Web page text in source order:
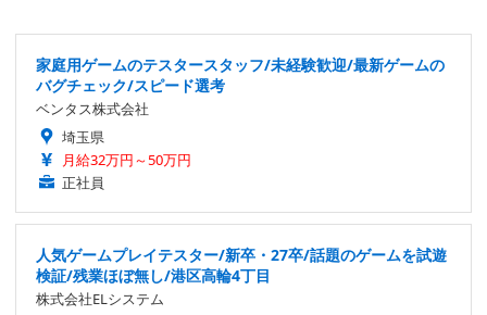
家庭用ゲームのテスタースタッフ/未経験歓迎/最新ゲームの
バグチェック/スピード選考
ベンタス株式会社
埼玉県
月給32万円～50万円
正社員
人気ゲームプレイテスター/新卒・27卒/話題のゲームを試遊
検証/残業ほぼ無し/港区高輪4丁目
株式会社ELシステム